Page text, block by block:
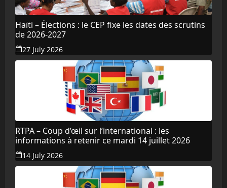
Haïti – Élections : le CEP fixe les dates des scrutins
de 2026-2027
27 July 2026
RTPA – Coup d’œil sur l’international : les
informations à retenir ce mardi 14 juillet 2026
14 July 2026